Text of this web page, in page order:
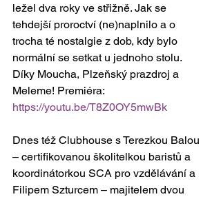
ležel dva roky ve střižně. Jak se
tehdejší proroctví (ne)naplnilo a o
trocha té nostalgie z dob, kdy bylo
normální se setkat u jednoho stolu.
Díky Moucha, Plzeňský prazdroj a
Meleme! Premiéra:
https://youtu.be/T8Z0OY5mwBk
Dnes též Clubhouse s Terezkou Balou
– certifikovanou školitelkou baristů a
koordinátorkou SCA pro vzdělávání a
Filipem Szturcem – majitelem dvou